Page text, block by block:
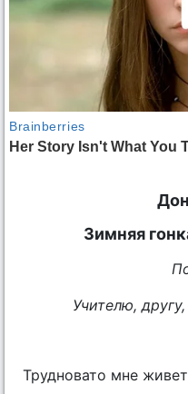
Зимняя
Учителю,
Трудновато мне